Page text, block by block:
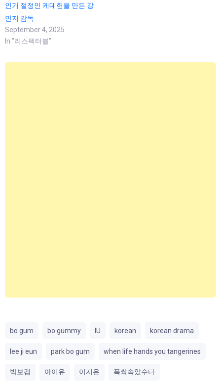
인기 절정인 케데헌을 만든 강
민지 감독
September 4, 2025
In "리스펙터블"
bo gum bo gummy IU korean korean drama
lee ji eun park bo gum when life hands you tangerines
박보검 아이유 이지은 폭싹속았수다